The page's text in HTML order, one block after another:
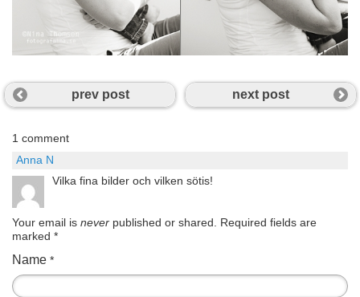
prev post next post
1 comment
Anna N
Vilka fina bilder och vilken sötis!
Your email is never published or shared. Required fields are
marked *
Name *